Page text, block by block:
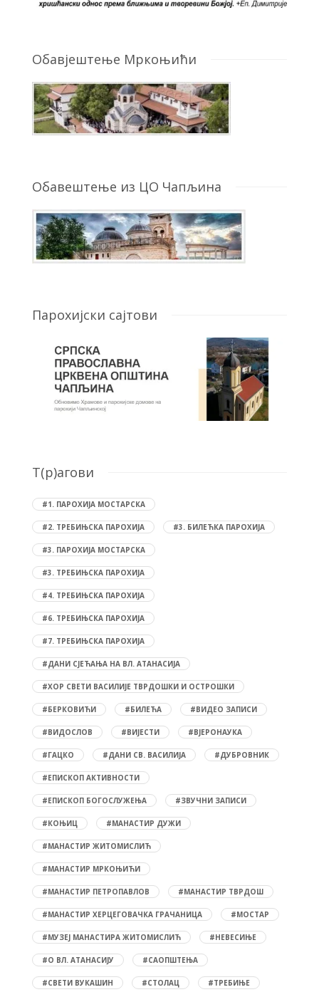
Обавјештење Мркоњићи
Обавештење из ЦО Чапљина
Парохијски сајтови
T(р)агови
#1. ПАРОХИЈА МОСТАРСКА
#2. ТРЕБИЊСКА ПАРОХИЈА #3. БИЛЕЋКА ПАРОХИЈА
#3. ПАРОХИЈА МОСТАРСКА
#3. ТРЕБИЊСКА ПАРОХИЈА
#4. ТРЕБИЊСКА ПАРОХИЈА
#6. ТРЕБИЊСКА ПАРОХИЈА
#7. ТРЕБИЊСКА ПАРОХИЈА
#ДАНИ СЈЕЋАЊА НА ВЛ. АТАНАСИЈА
#ХОР СВЕТИ ВАСИЛИЈЕ ТВРДОШКИ И ОСТРОШКИ
#БЕРКОВИЋИ #БИЛЕЋА #ВИДЕО ЗАПИСИ
#ВИДОСЛОВ #ВИЈЕСТИ #ВЈЕРОНАУКА
#ГАЦКО #ДАНИ СВ. ВАСИЛИЈА #ДУБРОВНИК
#ЕПИСКОП АКТИВНОСТИ
#ЕПИСКОП БОГОСЛУЖЕЊА #ЗВУЧНИ ЗАПИСИ
#КОЊИЦ #МАНАСТИР ДУЖИ
#МАНАСТИР ЖИТОМИСЛИЋ
#МАНАСТИР МРКОЊИЋИ
#МАНАСТИР ПЕТРОПАВЛОВ #МАНАСТИР ТВРДОШ
#МАНАСТИР ХЕРЦЕГОВАЧКА ГРАЧАНИЦА #МОСТАР
#МУЗЕЈ МАНАСТИРА ЖИТОМИСЛИЋ #НЕВЕСИЊЕ
#О ВЛ. АТАНАСИЈУ #САОПШТЕЊА
#СВЕТИ ВУКАШИН #СТОЛАЦ #ТРЕБИЊЕ